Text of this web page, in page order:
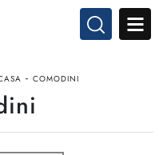
- COMODINI